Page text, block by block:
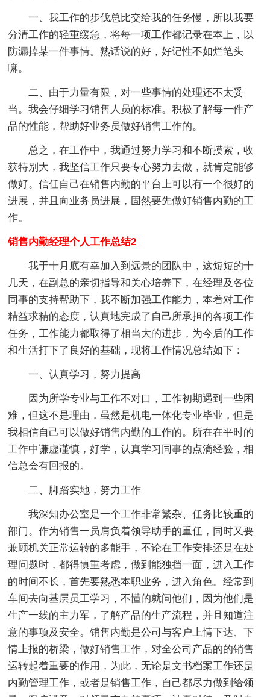
一、我工作的步伐总比交给我的任务慢，所以我要
分清工作的轻重缓急，将每一项工作都记录在本上，以
防漏掉某一件事情。熟话说的好，好记性不如烂笔头
嘛。
二、由于力量有限，对一些事情的处理还不太妥
当。我会仔细学习销售人员的标准。积极了解每一件产
品的性能，帮助好业务员做好销售工作的。
总之，在工作中，我通过努力学习和不断摸索，收
获特别大，我坚信工作只要专心努力去做，就肯定能够
做好。信任自己在销售内勤的平台上可以有一个很好的
进展，并且向业务员进展，固然要先做好销售内勤的工
作。
销售内勤经理个人工作总结2
我于十月底有幸加入到远景的团队中，这短短的十
几天，在副总的亲切指导和关心培养下，在经理及各位
同事的支持帮助下，我不断加强工作能力，本着对工作
精益求精的态度，认真地完成了自己所承担的各项工作
任务，工作能力都取得了相当大的进步，为今后的工作
和生活打下了良好的基础，现将工作情况总结如下：
一、认真学习，努力提高
因为所学专业与工作不对口，工作初期遇到一些困
难，但这不是理由，虽然是机电一体化专业毕业，但是
我相信自己可以做好销售内勤的工作的。所在在平时的
工作中谦虚谨慎，好学，认真学习同事的点滴经验，相
信总会有回报的。
二、脚踏实地，努力工作
我深知办公室是一个工作非常繁杂、任务比较重的
部门。作为销售一员肩负着领导助手的重任，同时又要
兼顾机关正常运转的多能手，不论在工作安排还是在处
理问题时，都得慎重考虑，做到能独挡一面，进入工作
的时间不长，首先要熟悉本职业务，进入角色。经常到
车间去向基层员工学习，不懂的就问他们，因为他们是
生产一线的主力军，了解产品的生产流程，并且知道注
意的事项及安全。销售内勤是公司与客户上情下达、下
情上报的桥梁，做好销售工作，对全公司产品的的销售
运转起着重要的作用，为此，无论是文书档案工作还是
内勤管理工作，或者是销售工作，自己都尽力做到给领